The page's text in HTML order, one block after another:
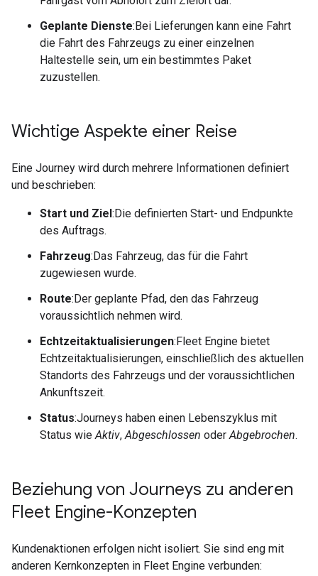
Geplante Dienste:Bei Lieferungen kann eine Fahrt
die Fahrt des Fahrzeugs zu einer einzelnen
Haltestelle sein, um ein bestimmtes Paket
zuzustellen.
Wichtige Aspekte einer Reise
Eine Journey wird durch mehrere Informationen definiert
und beschrieben:
Start und Ziel:Die definierten Start- und Endpunkte
des Auftrags.
Fahrzeug:Das Fahrzeug, das für die Fahrt
zugewiesen wurde.
Route:Der geplante Pfad, den das Fahrzeug
voraussichtlich nehmen wird.
Echtzeitaktualisierungen:Fleet Engine bietet
Echtzeitaktualisierungen, einschließlich des aktuellen
Standorts des Fahrzeugs und der voraussichtlichen
Ankunftszeit.
Status:Journeys haben einen Lebenszyklus mit
Status wieAktiv,Abgeschlossen oderAbgebrochen.
Beziehung von Journeys zu anderen
Fleet Engine-Konzepten
Kundenaktionen erfolgen nicht isoliert. Sie sind eng mit
anderen Kernkonzepten in Fleet Engine verbunden: